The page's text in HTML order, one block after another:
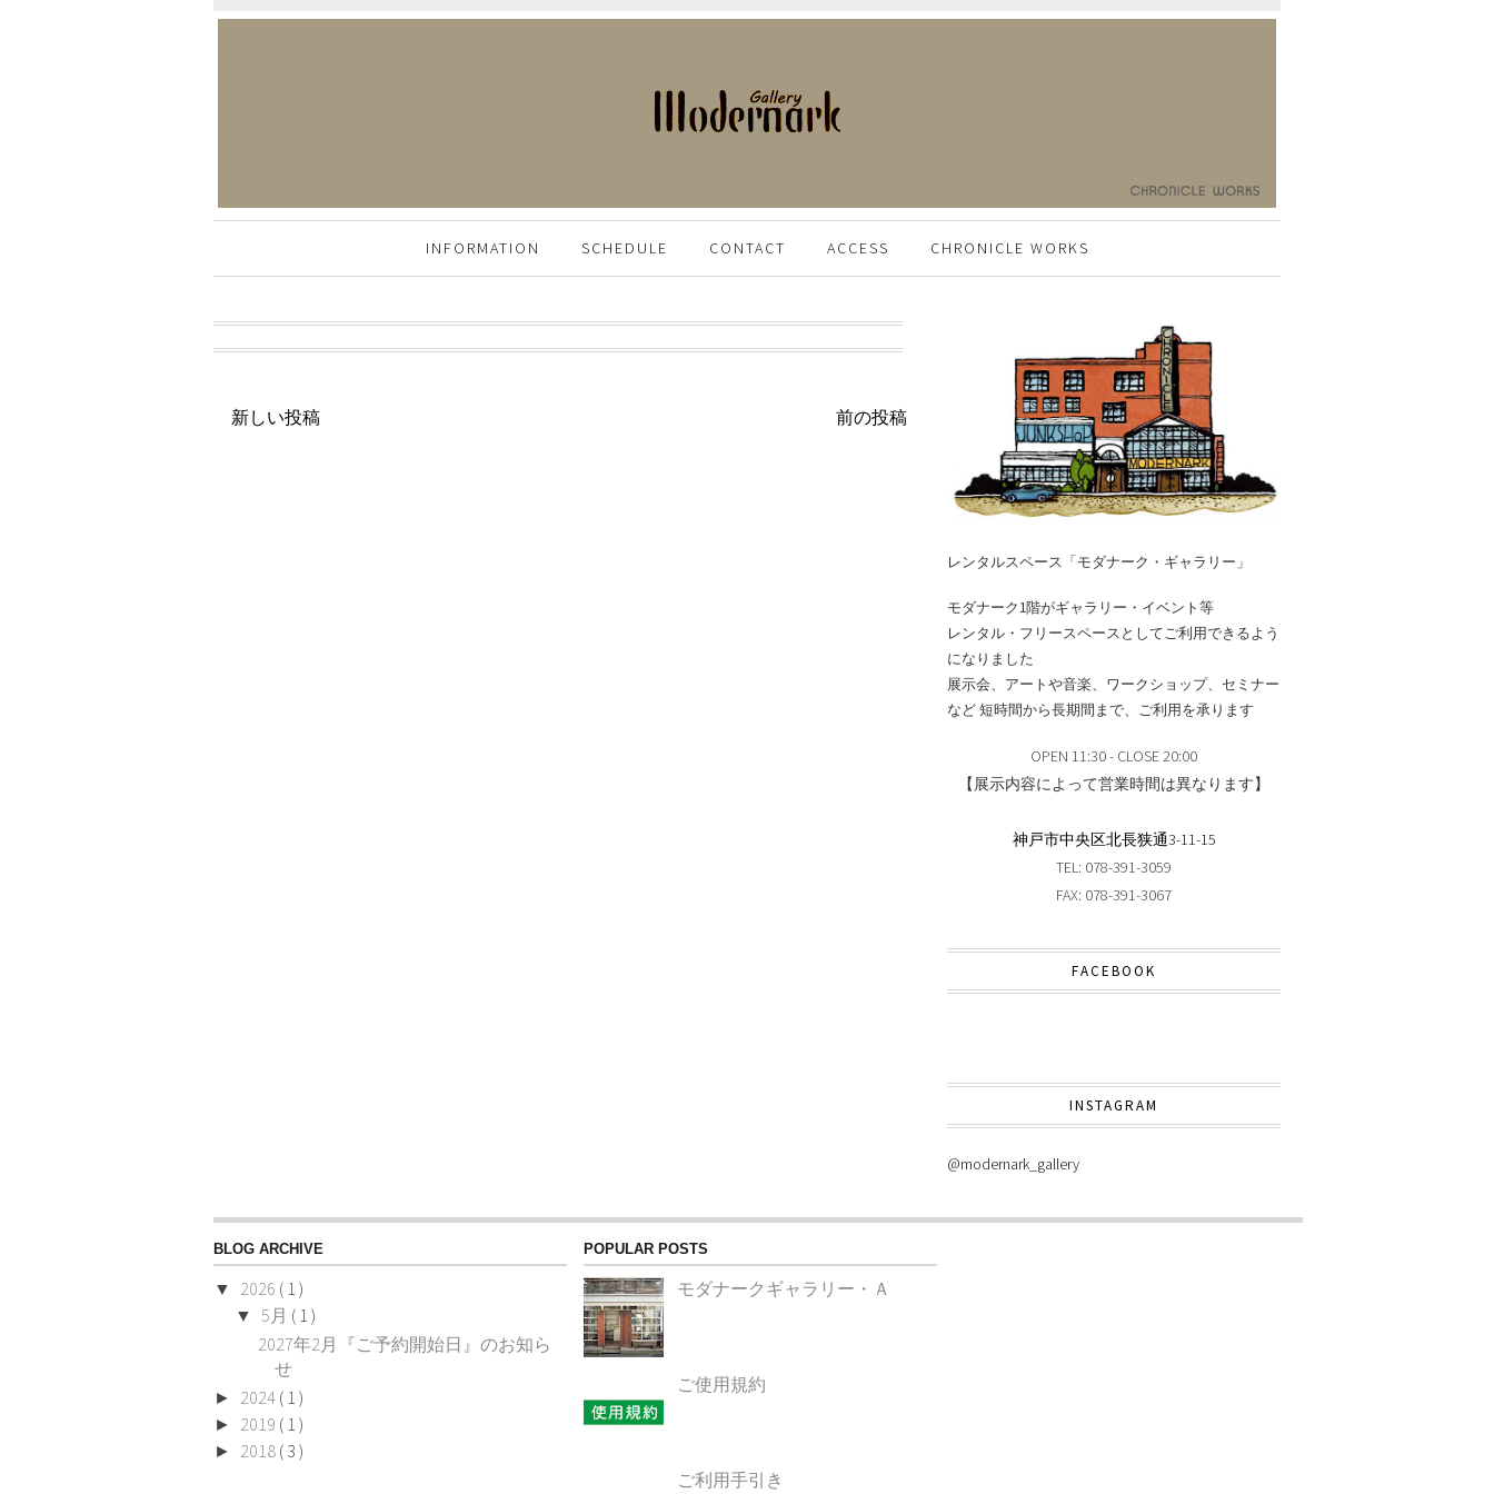
INFORMATION SCHEDULE CONTACT ACCESS CHRONICLE WORKS
新しい投稿 前の投稿
レンタルスペース「モダナーク・ギャラリー」
モダナーク1階がギャラリー・イベント等
レンタル・フリースペースとしてご利用できるよう
になりました
展示会、アートや音楽、ワークショップ、セミナー
など 短時間から長期間まで、ご利用を承ります
OPEN 11:30 - CLOSE 20:00
【展示内容によって営業時間は異なります】
神戸市中央区北長狭通3-11-15
TEL: 078-391-3059
FAX: 078-391-3067
FACEBOOK
INSTAGRAM
@modernark_gallery
BLOG ARCHIVE
▼ 2026 ( 1 )
▼5月 ( 1 )
2027年2月『ご予約開始日』のお知ら
せ
► 2024 ( 1 )
► 2019 ( 1 )
► 2018 ( 3 )
POPULAR POSTS
モダナークギャラリー・Ａ
ご使用規約
ご利用手引き